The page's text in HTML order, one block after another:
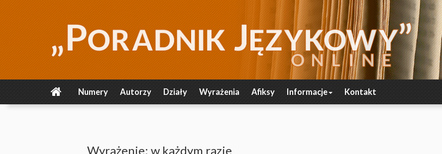
Numery Autorzy Działy Wyrażenia Afiksy Informacje Kontakt
Wyrażenie: w każdym razie